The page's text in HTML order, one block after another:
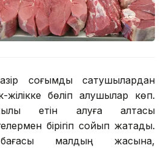
соғымды сатушылардан
жілікке бөліп алушылар көп.
етін алуға қалтасы
бірігіп сойып жатады.
малдың жасына,